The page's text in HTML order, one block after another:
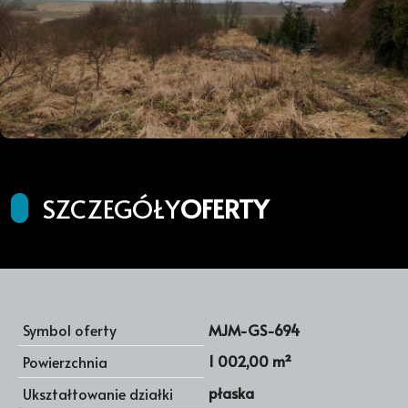
SZCZEGÓŁYOFERTY
Symbol oferty
MJM-GS-694
Powierzchnia
1 002,00 m²
Ukształtowanie działki
płaska